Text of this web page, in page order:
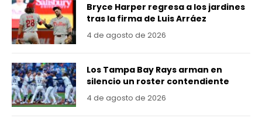
Bryce Harper regresa a los jardines
tras la firma de Luis Arráez
4 de agosto de 2026
Los Tampa Bay Rays arman en
silencio un roster contendiente
4 de agosto de 2026